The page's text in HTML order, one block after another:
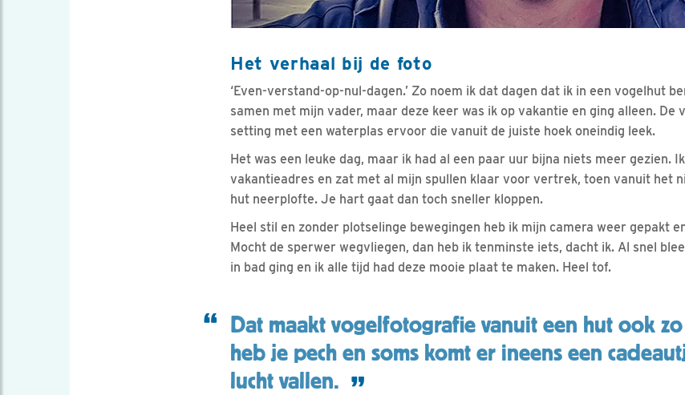
Het verhaal bij de foto
‘Even-verstand-op-nul-dagen.’ Zo noem ik dat dagen dat ik in een vogelhut
samen met mijn vader, maar deze keer was ik op vakantie en ging alleen. De
setting met een waterplas ervoor die vanuit de juiste hoek oneindig leek.
Het was een leuke dag, maar ik had al een paar uur bijna niets meer gezien.
vakantieadres en zat met al mijn spullen klaar voor vertrek, toen vanuit het
hut neerplofte. Je hart gaat dan toch sneller kloppen.
Heel stil en zonder plotselinge bewegingen heb ik mijn camera weer gepakt
Mocht de sperwer wegvliegen, dan heb ik tenminste iets, dacht ik. Al snel
in bad ging en ik alle tijd had deze mooie plaat te maken. Heel tof.
Dat maakt vogelfotografie vanuit een hut ook zo
heb je pech en soms komt er ineens een
lucht vallen.